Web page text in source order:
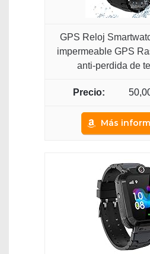
GPS Reloj
impermeable GPS
anti-perdida de
Más